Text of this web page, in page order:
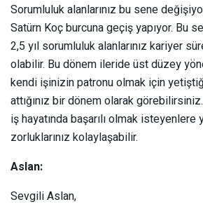
Sorumluluk alanlarınız bu sene
Satürn Koç burcuna geçiş yapıyor. Bu
2,5 yıl sorumluluk alanlarınız kariyer
olabilir. Bu dönem ileride üst düzey
kendi işinizin patronu olmak için
attığınız bir dönem olarak
iş hayatında başarılı olmak isteyenlere
zorluklarınız kolaylaşabilir.
Aslan:
Sevgili Aslan,